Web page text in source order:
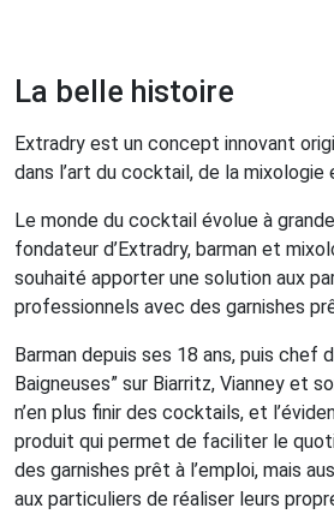
La belle histoire
Extradry est un concept innovant
dans l’art du cocktail, de la mixologie
Le monde du cocktail évolue à
fondateur d’Extradry, barman et
souhaité apporter une solution aux
professionnels avec des garnishes
Barman depuis ses 18 ans, puis chef
Baigneuses” sur Biarritz, Vianney et
n’en plus finir des cocktails, et
produit qui permet de faciliter le
des garnishes prêt à l’emploi, mais
aux particuliers de réaliser leurs